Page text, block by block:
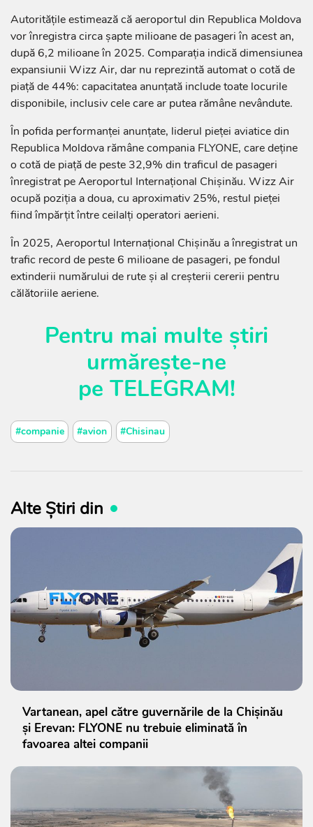
Autoritățile estimează că aeroportul din Republica Moldova
vor înregistra circa șapte milioane de pasageri în acest an,
după 6,2 milioane în 2025. Comparația indică dimensiunea
expansiunii Wizz Air, dar nu reprezintă automat o cotă de
piață de 44%: capacitatea anunțată include toate locurile
disponibile, inclusiv cele care ar putea rămâne nevândute.
În pofida performanței anunțate, liderul pieței aviatice din
Republica Moldova rămâne compania FLYONE, care deține
o cotă de piață de peste 32,9% din traficul de pasageri
înregistrat pe Aeroportul Internațional Chișinău. Wizz Air
ocupă poziția a doua, cu aproximativ 25%, restul pieței
fiind împărțit între ceilalți operatori aerieni.
În 2025, Aeroportul Internațional Chișinău a înregistrat un
trafic record de peste 6 milioane de pasageri, pe fondul
extinderii numărului de rute și al creșterii cererii pentru
călătoriile aeriene.
Pentru mai multe știri
urmărește-ne
pe TELEGRAM!
#companie #avion #Chisinau
Alte Știri din
Vartanean, apel către guvernările de la Chișinău
și Erevan: FLYONE nu trebuie eliminată în
favoarea altei companii